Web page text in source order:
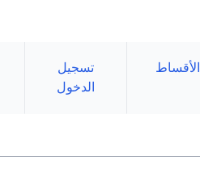
الأقساط
تسجيل
الدخول